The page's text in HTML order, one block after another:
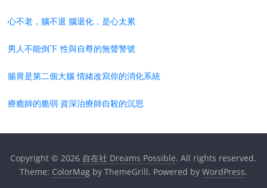
心不老，腦不退 腦退化，是心太累
男人不能倒下 性與自尊的無聲警號
腸胃是第二個大腦 情緒改寫你的消化系統
療癒師的脆弱 資深治療師自殺的沉思
Copyright © 2026 自在社 Dreams Possible. All rights reserved.
Theme: ColorMagby ThemeGrill. Powered by WordPress.